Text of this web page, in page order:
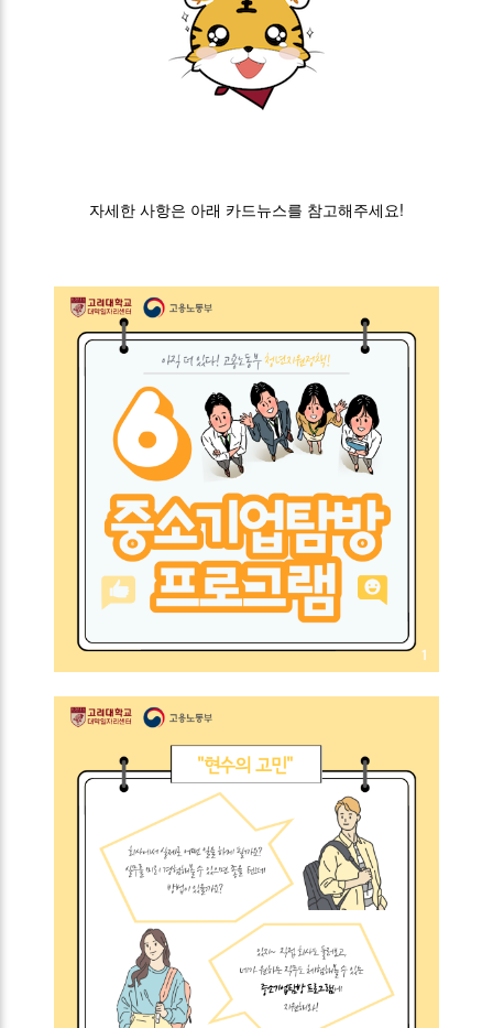
자세한 사항은 아래 카드뉴스를 참고해주세요!